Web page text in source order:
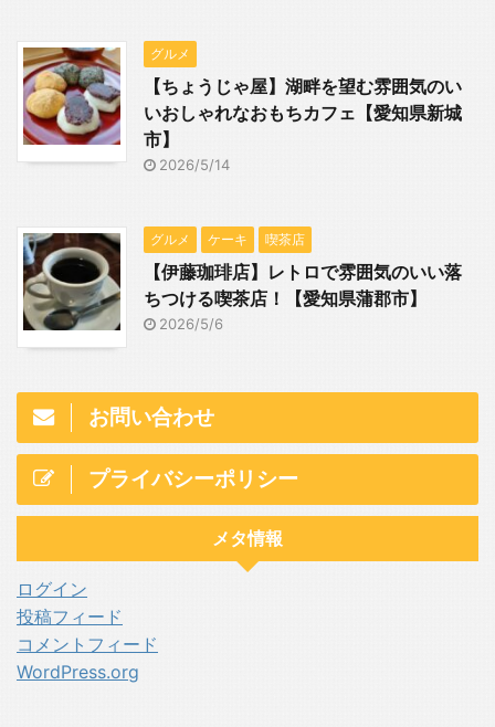
グルメ
【ちょうじゃ屋】湖畔を望む雰囲気のい
いおしゃれなおもちカフェ【愛知県新城
市】
2026/5/14
グルメ ケーキ 喫茶店
【伊藤珈琲店】レトロで雰囲気のいい落
ちつける喫茶店！【愛知県蒲郡市】
2026/5/6
お問い合わせ
プライバシーポリシー
メタ情報
ログイン
投稿フィード
コメントフィード
WordPress.org